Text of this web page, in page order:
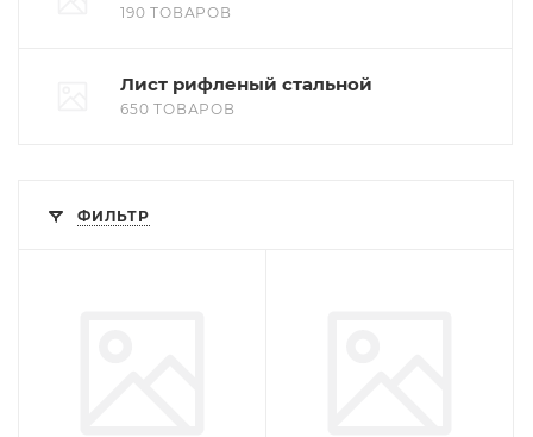
190 ТОВАРОВ
Лист рифленый стальной
650 ТОВАРОВ
ФИЛЬТР